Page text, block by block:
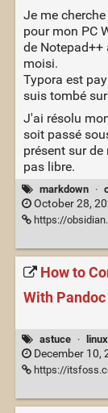
Je me
pour mon PC
de
moisi.
Typora est
suis tombé sur
J'ai résolu
soit passé
présent sur
pas libre.
markdown ·
October 28,
https://
How to
With
astuce · linux
December 10,
https://